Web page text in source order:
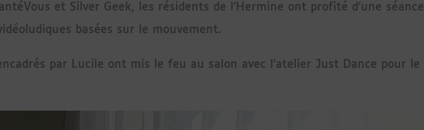
et Silver Geek, les résidents de l’Hermine ont profité d’une séance
basées sur le mouvement.
par Lucile ont mis le feu au salon avec l’atelier Just Dance pour le